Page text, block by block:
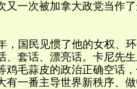
又一次被加拿大政党当作
，国民见惯了他的女权、
、套话、漂亮话。卡尼先
鸡毛蒜皮的政治正确空话
有一番主导世界新秩序、